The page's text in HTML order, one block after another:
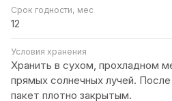
Срок годности, мес
12
Условия хранения
Хранить в сухом, прохладном
прямых солнечных лучей.
пакет плотно закрытым.